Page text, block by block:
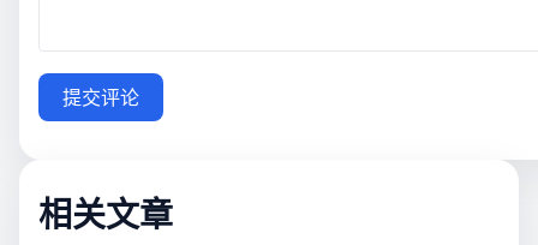
提交评论
相关文章